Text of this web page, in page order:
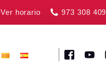
Ver horario 973 308 409